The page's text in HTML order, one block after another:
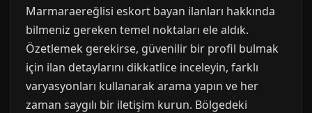
Marmaraereğlisi eskort bayan ilanları hakkında
bilmeniz gereken temel noktaları ele aldık.
Özetlemek gerekirse, güvenilir bir profil bulmak
için ilan detaylarını dikkatlice inceleyin, farklı
varyasyonları kullanarak arama yapın ve her
zaman saygılı bir iletişim kurun. Bölgedeki